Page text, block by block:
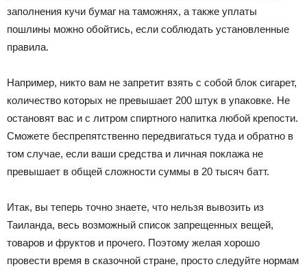
заполнения кучи бумаг на таможнях, а также уплаты
пошлины можно обойтись, если соблюдать установленные
правила.
Например, никто вам не запретит взять с собой блок сигарет,
количество которых не превышает 200 штук в упаковке. Не
остановят вас и с литром спиртного напитка любой крепости.
Сможете беспрепятственно передвигаться туда и обратно в
том случае, если ваши средства и личная поклажа не
превышает в общей сложности суммы в 20 тысяч батт.
Итак, вы теперь точно знаете, что нельзя вывозить из
Таиланда, весь возможный список запрещенных вещей,
товаров и фруктов и прочего. Поэтому желая хорошо
провести время в сказочной стране, просто следуйте нормам